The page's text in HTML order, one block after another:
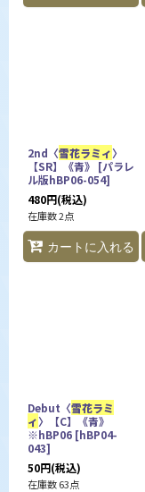
2nd〈雪花ラミィ〉
【SR】《青》 [パラレ
ル版hBP06-054]
480円(税込)
在庫数 2点
カートに入れる
Debut〈雪花ラミ
ィ〉【C】《青》
※hBP06 [hBP04-
043]
50円(税込)
在庫数 63点